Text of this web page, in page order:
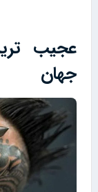
عجیب
جهان